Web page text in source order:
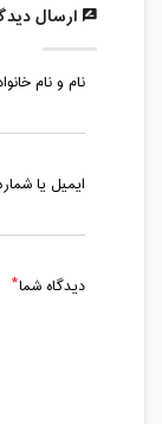
ارسال
نام و نام
ایمیل یا
دیدگاه شما